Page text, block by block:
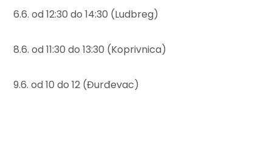
6.6. od 12:30 do 14:30 (Ludbreg)
8.6. od 11:30 do 13:30 (Koprivnica)
9.6. od 10 do 12 (Đurđevac)